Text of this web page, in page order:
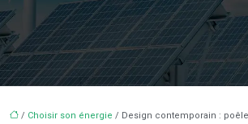
/ Choisir son énergie / Design contemporain :